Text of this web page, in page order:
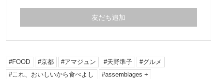
友だち追加
FOOD 京都 アマジュン 天野準子
グルメ
これ、おいしいから食べよし
assemblages +